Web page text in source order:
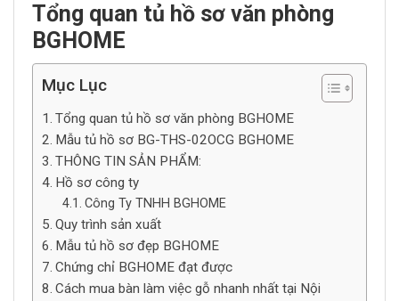
Tổng quan tủ hồ sơ văn phòng
BGHOME
Mục Lục
Tổng quan tủ hồ sơ văn phòng BGHOME
Mẫu tủ hồ sơ BG-THS-02OCG BGHOME
THÔNG TIN SẢN PHẨM:
Hồ sơ công ty
Công Ty TNHH BGHOME
Quy trình sản xuất
Mẫu tủ hồ sơ đẹp BGHOME
Chứng chỉ BGHOME đạt được
Cách mua bàn làm việc gỗ nhanh nhất tại Nội